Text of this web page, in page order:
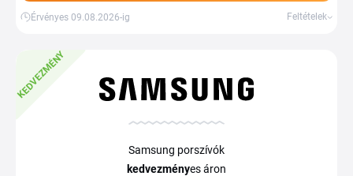
Érvényes 09.08.2026-ig Feltételek
KEDVEZMÉNY
Samsung porszívók
kedvezményes áron